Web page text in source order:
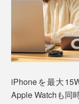
iPhoneを最大
Apple Watchも同